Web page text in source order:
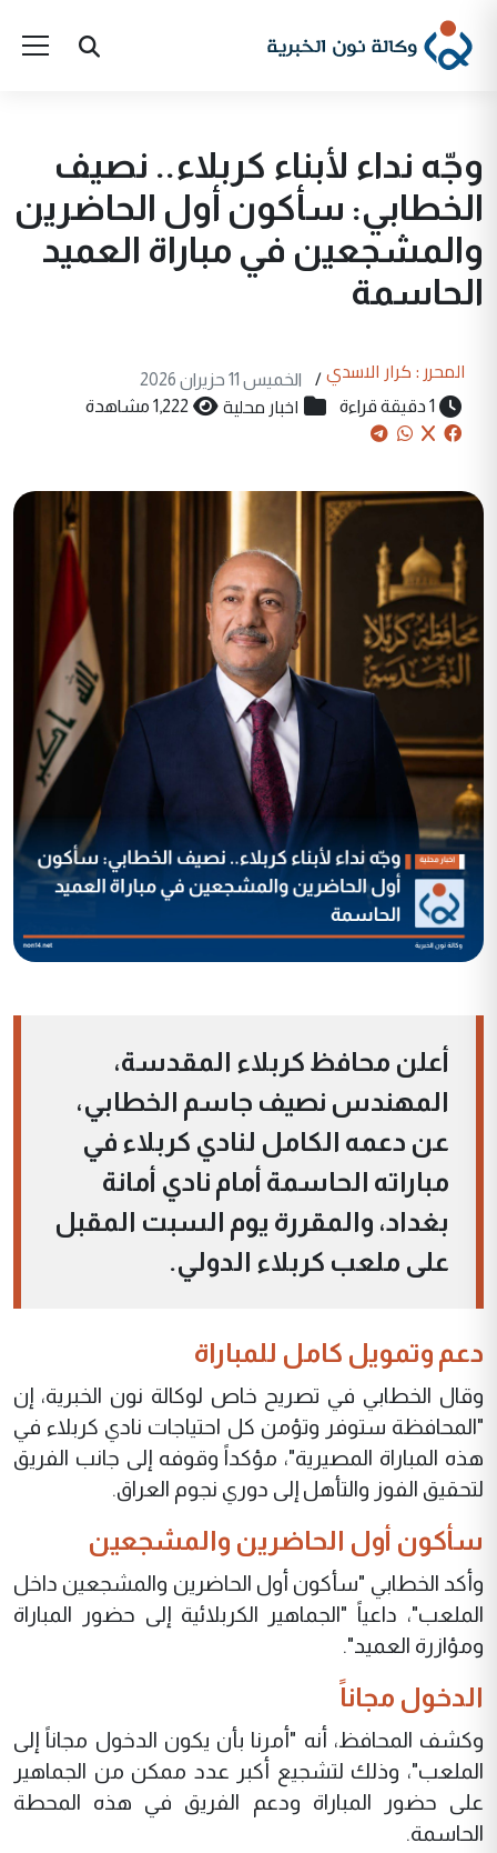
وجّه نداء لأبناء كربلاء.. نصيف
الخطابي: سأكون أول الحاضرين
والمشجعين في مباراة العميد
الحاسمة
المحرر : كرار الاسدي /
الخميس 11 حزيران 2026
1 دقيقة قراءة
اخبار محلية 1,222 مشاهدة
أعلن محافظ كربلاء المقدسة،
المهندس نصيف جاسم الخطابي،
عن دعمه الكامل لنادي كربلاء في
مباراته الحاسمة أمام نادي أمانة
بغداد، والمقررة يوم السبت المقبل
على ملعب كربلاء الدولي.
دعم وتمويل كامل للمباراة
وقال الخطابي في تصريح خاص لوكالة نون الخبرية، إن
"المحافظة ستوفر وتؤمن كل احتياجات نادي كربلاء في
هذه المباراة المصيرية"، مؤكداً وقوفه إلى جانب الفريق
لتحقيق الفوز والتأهل إلى دوري نجوم العراق.
سأكون أول الحاضرين والمشجعين
وأكد الخطابي "سأكون أول الحاضرين والمشجعين داخل
الملعب"، داعياً "الجماهير الكربلائية إلى حضور المباراة
ومؤازرة العميد".
الدخول مجاناً
وكشف المحافظ، أنه "أمرنا بأن يكون الدخول مجاناً إلى
الملعب"، وذلك لتشجيع أكبر عدد ممكن من الجماهير
على حضور المباراة ودعم الفريق في هذه المحطة
الحاسمة.